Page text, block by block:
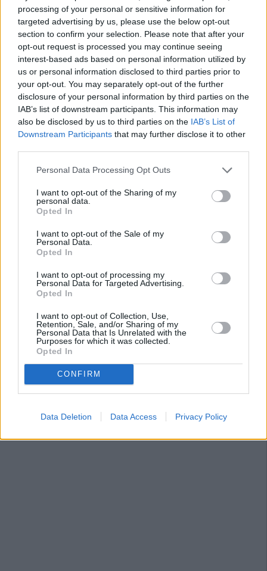
processing of your personal or sensitive information for
targeted advertising by us, please use the below opt-out
section to confirm your selection. Please note that after your
opt-out request is processed you may continue seeing
interest-based ads based on personal information utilized by
us or personal information disclosed to third parties prior to
your opt-out. You may separately opt-out of the further
disclosure of your personal information by third parties on the
IAB’s list of downstream participants. This information may
also be disclosed by us to third parties on the IAB’s List of
Downstream Participants that may further disclose it to other
Personal Data Processing Opt Outs
I want to opt-out of the Sharing of my
personal data.
Opted In
I want to opt-out of the Sale of my
Personal Data.
Opted In
I want to opt-out of processing my
Personal Data for Targeted Advertising.
Opted In
I want to opt-out of Collection, Use,
Retention, Sale, and/or Sharing of my
Personal Data that Is Unrelated with the
Purposes for which it was collected.
Opted In
CONFIRM
Data Deletion Data Access Privacy Policy
—¿Cómo ve a los jóvenes y a la mujer en el campo?
—Que se note mi paso por la Delegación en sentido muy
positivo. Que todo el mundo se acuerde de que fui un
buen delegado en el trato con los trabajadores como en
el ser eficaz en la gestión.